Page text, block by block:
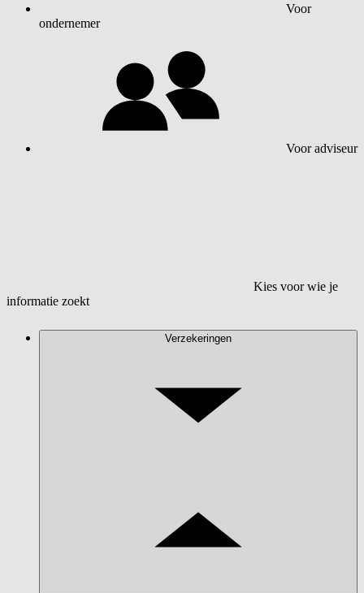
Voor
ondernemer
Voor adviseur
Kies voor wie je
informatie zoekt
Verzekeringen